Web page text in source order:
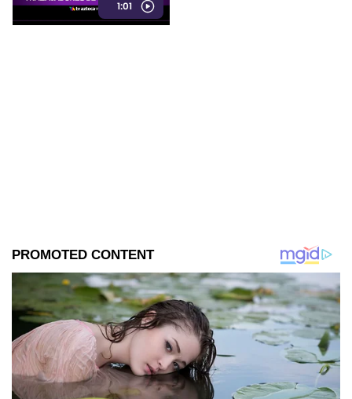
1:01